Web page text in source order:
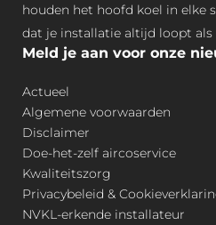
houden het hoofd koel in elke
dat je installatie altijd loopt als
Meld je aan voor onze
Actueel
Algemene voorwaarden
Disclaimer
Doe-het-zelf aircoservice
Kwaliteitszorg
Privacybeleid &
NVKL-erkende installateur